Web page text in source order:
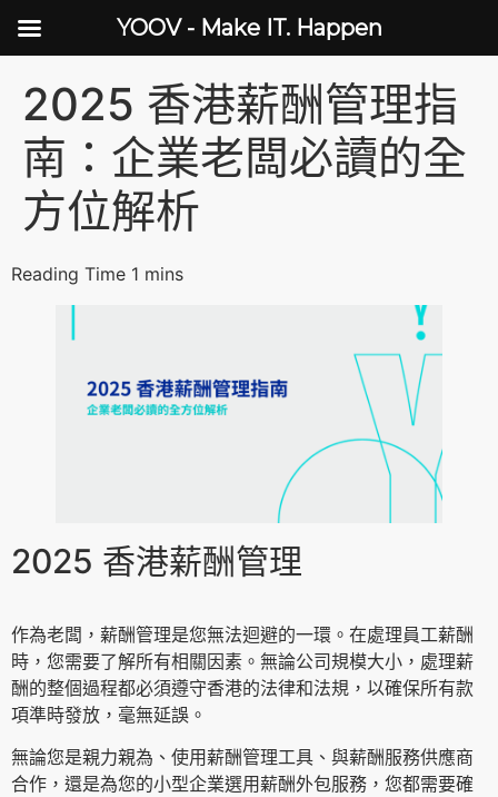
2025 香港薪酬管理指
南：企業老闆必讀的全
方位解析
2025 香港薪酬管理
作為老闆，薪酬管理是您無法迴避的一環。在處理員工薪酬
時，您需要了解所有相關因素。無論公司規模大小，處理薪
酬的整個過程都必須遵守香港的法律和法規，以確保所有款
項準時發放，毫無延誤。
無論您是親力親為、使用薪酬管理工具、與薪酬服務供應商
合作，還是為您的小型企業選用薪酬外包服務，您都需要確
YOOV - Make IT. Happen